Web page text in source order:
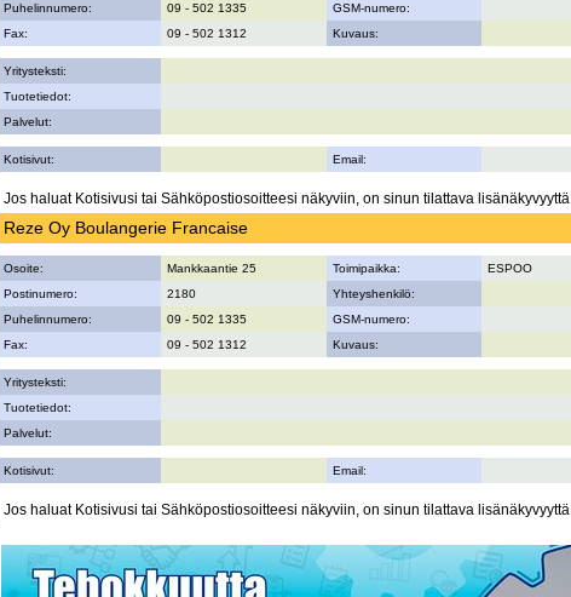
Puhelinnumero:
09 - 502 1335
GSM-numero:
Fax:
09 - 502 1312 Kuvaus:
Yritysteksti:
Tuotetiedot:
Palvelut:
Kotisivut: Email:
Jos haluat Kotisivusi tai Sähköpostiosoitteesi näkyviin, on sinun tilattava lisänäkyvyyttä
Reze Oy Boulangerie Francaise
Osoite: Mankkaantie 25 Toimipaikka:
ESPOO
Postinumero:
2180
Yhteyshenkilö:
Puhelinnumero:
09 - 502 1335
GSM-numero:
Fax:
09 - 502 1312 Kuvaus:
Yritysteksti:
Tuotetiedot:
Palvelut:
Kotisivut: Email:
Jos haluat Kotisivusi tai Sähköpostiosoitteesi näkyviin, on sinun tilattava lisänäkyvyyttä